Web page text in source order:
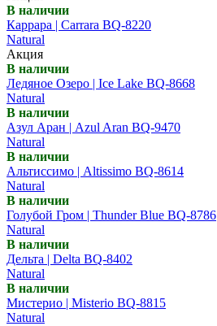
В наличии
Каррара | Carrara BQ-8220
Natural
Акция
В наличии
Ледяное Озеро | Ice Lake BQ-8668
Natural
В наличии
Азул Аран | Azul Aran BQ-9470
Natural
В наличии
Альтиссимо | Altissimo BQ-8614
Natural
В наличии
Голубой Гром | Thunder Blue BQ-8786
Natural
В наличии
Дельта | Delta BQ-8402
Natural
В наличии
Мистерио | Misterio BQ-8815
Natural